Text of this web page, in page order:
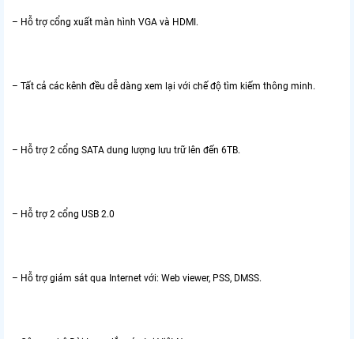
– Hỗ trợ cổng xuất màn hình VGA và HDMI.
– Tất cả các kênh đều dễ dàng xem lại với chế độ tìm kiếm thông minh.
– Hỗ trợ 2 cổng SATA dung lượng lưu trữ lên đến 6TB.
– Hỗ trợ 2 cổng USB 2.0
– Hỗ trợ giám sát qua Internet với: Web viewer, PSS, DMSS.